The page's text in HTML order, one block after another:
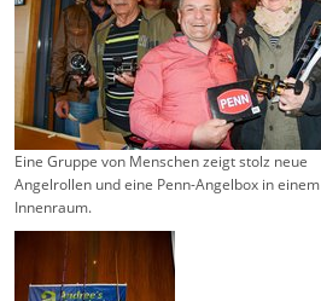
Eine Gruppe von Menschen zeigt stolz neue
Angelrollen und eine Penn-Angelbox in einem
Innenraum.